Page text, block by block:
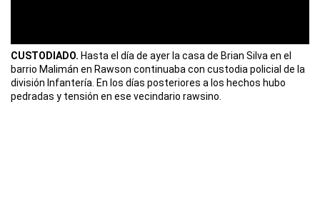
CUSTODIADO. Hasta el día de ayer la casa de Brian Silva en el
barrio Malimán en Rawson continuaba con custodia policial de la
división Infantería. En los días posteriores a los hechos hubo
pedradas y tensión en ese vecindario rawsino.